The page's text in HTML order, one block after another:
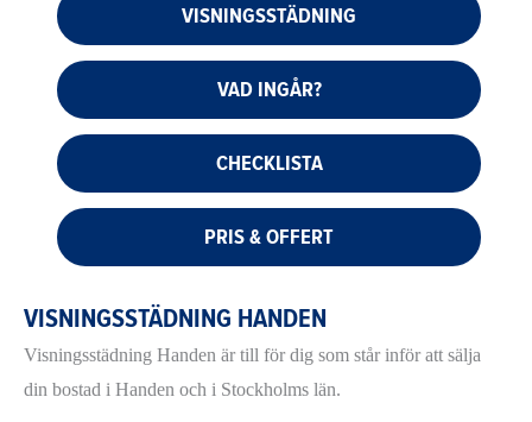
VISNINGSSTÄDNING
VAD INGÅR?
CHECKLISTA
PRIS & OFFERT
VISNINGSSTÄDNING HANDEN
Visningsstädning Handen är till för dig som står inför att sälja
din bostad i Handen och i Stockholms län.